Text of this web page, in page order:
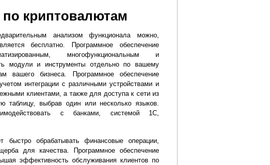
по криптовалютам
анализом функционала можно,
бесплатно. Программное обеспечение
многофункциональным и
модули и инструменты отдельно по вашему
вашего бизнеса. Программное обеспечение
интеграции с различными устройствами и
клиентами, а также для доступа к сети из
таблицу, выбрав один или несколько языков.
с банками, системой 1С,
быстро обрабатывать финансовые операции,
для качества. Программное обеспечение
эффективность обслуживания клиентов по